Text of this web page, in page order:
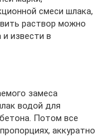
смеси шлака,
раствор можно
извести в
замеса
водой для
Потом все
аккуратно